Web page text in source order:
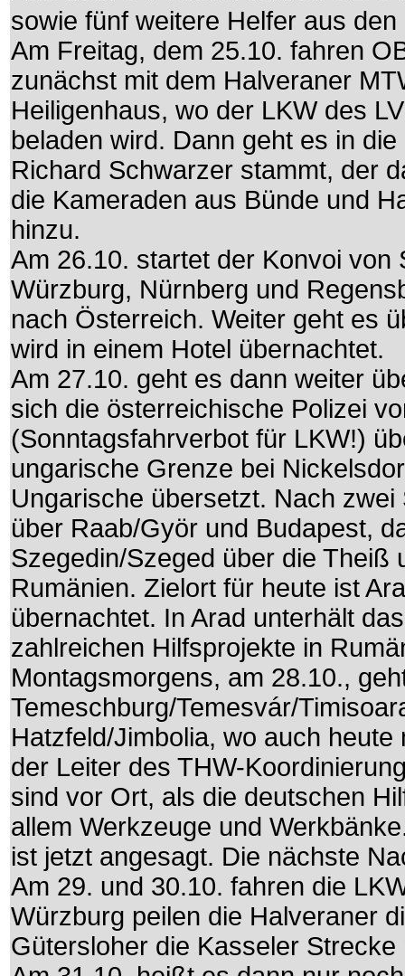
sowie fünf weitere Helfer aus
Am Freitag, dem 25.10. fahren
zunächst mit dem Halveraner
Heiligenhaus, wo der LKW des
beladen wird. Dann geht es in
Richard Schwarzer stammt, der
die Kameraden aus Bünde und
hinzu.
Am 26.10. startet der Konvoi
Würzburg, Nürnberg und
nach Österreich. Weiter geht es
wird in einem Hotel übernachtet.
Am 27.10. geht es dann weiter
sich die österreichische Polizei
(Sonntagsfahrverbot für LKW!)
ungarische Grenze bei
Ungarische übersetzt. Nach
über Raab/Györ und Budapest,
Szegedin/Szeged über die Theiß
Rumänien. Zielort für heute ist
übernachtet. In Arad unterhält
zahlreichen Hilfsprojekte in
Montagsmorgens, am 28.10.,
Temeschburg/Temesvár/
Hatzfeld/Jimbolia, wo auch
der Leiter des THW-
sind vor Ort, als die deutschen
allem Werkzeuge und
ist jetzt angesagt. Die nächste
Am 29. und 30.10. fahren die
Würzburg peilen die Halveraner
Gütersloher die Kasseler Strecke